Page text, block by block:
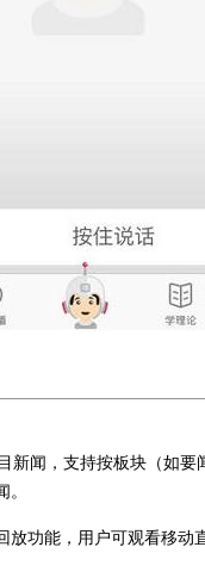
新闻，支持按板块（如要
放功能，用户可观看移动